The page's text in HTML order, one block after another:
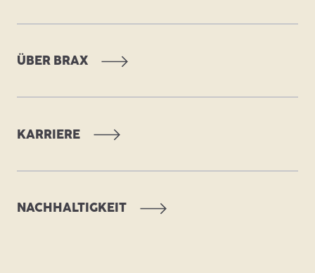
ÜBER BRAX
KARRIERE
NACHHALTIGKEIT